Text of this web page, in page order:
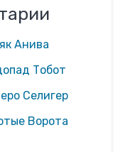
Анива
Тобот
Селигер
Ворота